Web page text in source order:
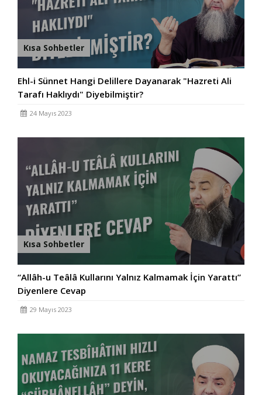
Kısa Sohbetler
Ehl-i Sünnet Hangi Delillere Dayanarak "Hazreti Ali
Tarafı Haklıydı" Diyebilmiştir?
24 Mayıs 2023
Kısa Sohbetler
“Allâh-u Teâlâ Kullarını Yalnız Kalmamak İçin Yarattı”
Diyenlere Cevap
29 Mayıs 2023